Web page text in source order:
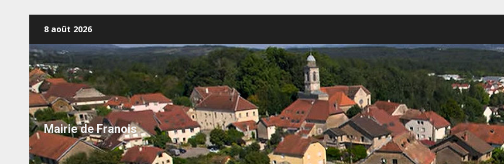
content
8 août 2026
Mairie de Franois